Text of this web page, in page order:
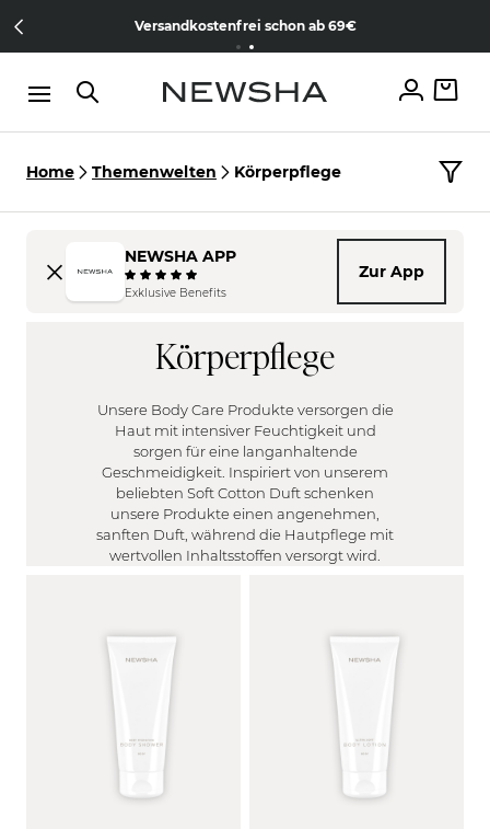
Member werden & gratis Treament erhalten | Jetzt kostenlos
anmelden
Versandkostenfrei schon ab 69€
Home Themenwelten Körperpflege
HAARTYP
FILTER
Empfindlich
Gereizt
Trocken
Fettig
Normal
Pudrig/ Cotton
Süß / Fruchtig
Blumig / Floral
Nein
NEWSHA APP
Exklusive Benefits
Zur App
Körperpflege
Unsere Body Care Produkte versorgen die
Haut mit intensiver Feuchtigkeit und
sorgen für eine langanhaltende
Geschmeidigkeit. Inspiriert von unserem
beliebten Soft Cotton Duft schenken
unsere Produkte einen angenehmen,
sanften Duft, während die Hautpflege mit
wertvollen Inhaltsstoffen versorgt wird.